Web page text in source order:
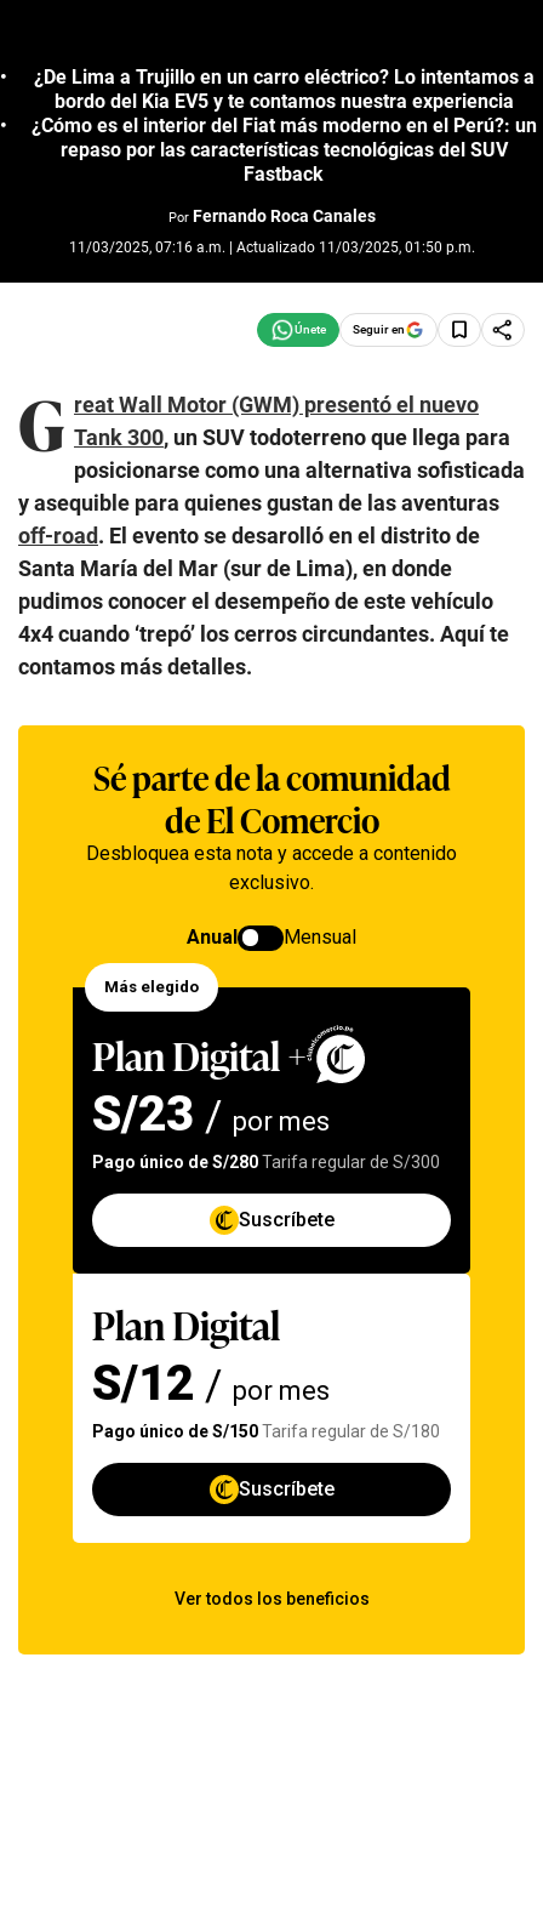
¿De Lima a Trujillo en un carro eléctrico? Lo intentamos a
bordo del Kia EV5 y te contamos nuestra experiencia
¿Cómo es el interior del Fiat más moderno en el Perú?: un
repaso por las características tecnológicas del SUV
Fastback
Por Fernando Roca Canales
11/03/2025, 07:16 a.m. | Actualizado 11/03/2025, 01:50 p.m.
Seguir en
G reat Wall Motor (GWM) presentó el nuevo
Tank 300, un SUV todoterreno que llega para
posicionarse como una alternativa sofisticada
y asequible para quienes gustan de las aventuras
off-road. El evento se desarolló en el distrito de
Santa María del Mar (sur de Lima), en donde
pudimos conocer el desempeño de este vehículo
4x4 cuando ‘trepó’ los cerros circundantes. Aquí te
contamos más detalles.